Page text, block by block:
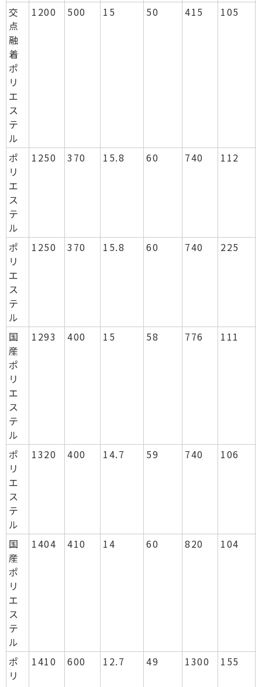
交
点
融
着
ポ
リ
エ
ス
テ
ル
1200 500 15 50 415 105
ポ
リ
エ
ス
テ
ル
1250 370 15.8 60 740 112
ポ
リ
エ
ス
テ
ル
1250 370 15.8 60 740 225
国
産
ポ
リ
エ
ス
テ
ル
1293 400 15 58 776 111
ポ
リ
エ
ス
テ
ル
1320 400 14.7 59 740 106
国
産
ポ
リ
エ
ス
テ
ル
1404 410 14 60 820 104
ポ
リ
1410 600 12.7 49 1300 155